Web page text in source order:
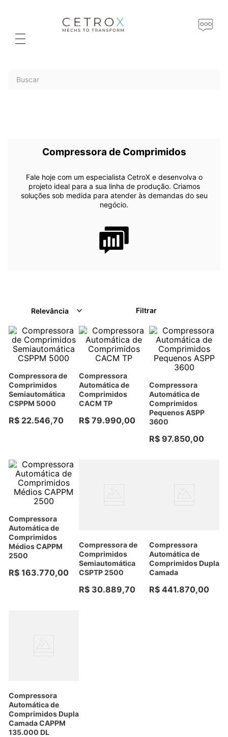
Compressora de Comprimidos
Fale hoje com um especialista CetroX e desenvolva o
projeto ideal para a sua linha de produção. Criamos
soluções sob medida para atender às demandas do seu
negócio.
Relevância Filtrar
Compressora de
Comprimidos
Semiautomática
CSPPM 5000
R$ 22.546,70
Compressora
Automática de
Comprimidos
CACM TP
R$ 79.990,00
Compressora
Automática de
Comprimidos
Pequenos ASPP
3600
R$ 97.850,00
Compressora
Automática de
Comprimidos
Médios CAPPM
2500
R$ 163.770,00
Compressora de
Comprimidos
Semiautomática
CSPTP 2500
R$ 30.889,70
Compressora
Automática de
Comprimidos Dupla
Camada
R$ 441.870,00
Compressora
Automática de
Comprimidos Dupla
Camada CAPPM
135.000 DL